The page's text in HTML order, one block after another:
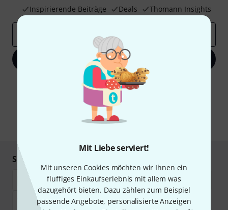
Mit Liebe serviert!
Mit unseren Cookies möchten wir Ihnen ein
fluffiges Einkaufserlebnis mit allem was
dazugehört bieten. Dazu zählen zum Beispiel
passende Angebote, personalisierte Anzeigen
Inspirierende Beiträge
Deals Thomann Insights
Jetzt anmelden
Mit Klick auf „Jetzt anmelden“ stimmen Sie dem Erhalt von E-Mail-
Werbung und einer Messung des E-Mail-Nutzungsverhaltens zu. Die
Abmeldung ist jederzeit möglich. Weitere Informationen finden Sie in
unserenDatenschutzhinweisen
* Pflichtfeld
Sicher einkaufen & bezahlen